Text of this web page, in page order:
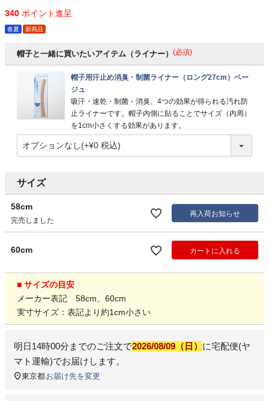
340 ポイント進呈
春夏 新商品
帽子と一緒に買いたいアイテム（ライナー） (必須)
帽子用汗止め消臭・制菌ライナー（ロング27cm）ベー
ジュ
吸汗・速乾・制菌・消臭、4つの効果が得られる汚れ防
止ライナーです。帽子内側に貼ることでサイズ（内周）
を1cm小さくする効果があります。
サイズ
58cm
完売しました
再入荷お知らせ
60cm カートに入れる
■ サイズの目安
メーカー表記 58cm、60cm
実寸サイズ：表記より約1cm小さい
明日14時00分 までのご注文で2026/08/09（日） に宅配便(ヤ
マト運輸)でお届けします。
東京都お届け先を変更